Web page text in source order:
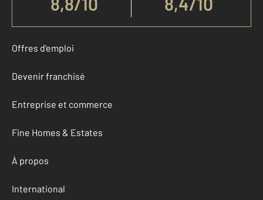
Offres d'emploi
Devenir franchisé
Entreprise et commerce
Fine Homes & Estates
À propos
International